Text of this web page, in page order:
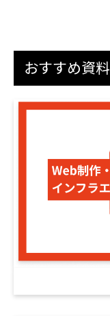
おすすめ資料